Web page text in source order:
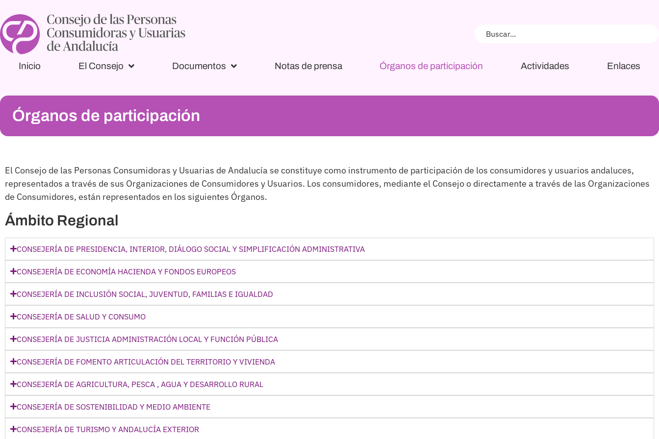
Inicio El Consejo Documentos Notas de prensa Órganos de participación Actividades Enlaces
Órganos de participación
El Consejo de las Personas Consumidoras y Usuarias de Andalucía se constituye como instrumento de participación de los consumidores y usuarios andaluces,
representados a través de sus Organizaciones de Consumidores y Usuarios. Los consumidores, mediante el Consejo o directamente a través de las Organizaciones
de Consumidores, están representados en los siguientes Órganos.
Ámbito Regional
CONSEJERÍA DE PRESIDENCIA, INTERIOR, DIÁLOGO SOCIAL Y SIMPLIFICACIÓN ADMINISTRATIVA
CONSEJERÍA DE ECONOMÍA HACIENDA Y FONDOS EUROPEOS
CONSEJERÍA DE INCLUSIÓN SOCIAL, JUVENTUD, FAMILIAS E IGUALDAD
CONSEJERÍA DE SALUD Y CONSUMO
CONSEJERÍA DE JUSTICIA ADMINISTRACIÓN LOCAL Y FUNCIÓN PÚBLICA
CONSEJERÍA DE FOMENTO ARTICULACIÓN DEL TERRITORIO Y VIVIENDA
CONSEJERÍA DE AGRICULTURA, PESCA , AGUA Y DESARROLLO RURAL
CONSEJERÍA DE SOSTENIBILIDAD Y MEDIO AMBIENTE
CONSEJERÍA DE TURISMO Y ANDALUCÍA EXTERIOR